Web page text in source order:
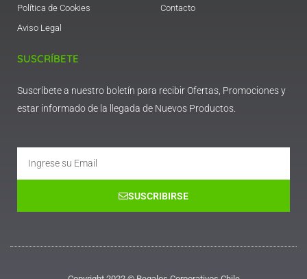
Política de Cookies
Aviso Legal
Contacto
SUSCRÍBETE
Suscríbete a nuestro boletín para recibir Ofertas, Promociones y
estar informado de la llegada de Nuevos Productos.
SUSCRIBIRSE